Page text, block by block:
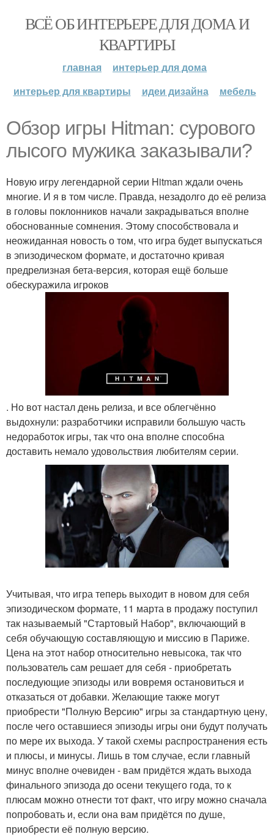
ВСЁ ОБ ИНТЕРЬЕРЕ ДЛЯ ДОМА И
КВАРТИРЫ
главная
интерьер для дома
интерьер для квартиры
идеи дизайна мебель
Обзор игры Hitman: сурового
лысого мужика заказывали?
Новую игру легендарной серии Hitman ждали очень
многие. И я в том числе. Правда, незадолго до её релиза
в головы поклонников начали закрадываться вполне
обоснованные сомнения. Этому способствовала и
неожиданная новость о том, что игра будет выпускаться
в эпизодическом формате, и достаточно кривая
предрелизная бета-версия, которая ещё больше
обескуражила игроков
. Но вот настал день релиза, и все облегчённо
выдохнули: разработчики исправили большую часть
недоработок игры, так что она вполне способна
доставить немало удовольствия любителям серии.
Учитывая, что игра теперь выходит в новом для себя
эпизодическом формате, 11 марта в продажу поступил
так называемый "Стартовый Набор", включающий в
себя обучающую составляющую и миссию в Париже.
Цена на этот набор относительно невысока, так что
пользователь сам решает для себя - приобретать
последующие эпизоды или вовремя остановиться и
отказаться от добавки. Желающие также могут
приобрести "Полную Версию" игры за стандартную цену,
после чего оставшиеся эпизоды игры они будут получать
по мере их выхода. У такой схемы распространения есть
и плюсы, и минусы. Лишь в том случае, если главный
минус вполне очевиден - вам придётся ждать выхода
финального эпизода до осени текущего года, то к
плюсам можно отнести тот факт, что игру можно сначала
попробовать и, если она вам придётся по душе,
приобрести её полную версию.